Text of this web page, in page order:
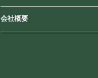
会社概要